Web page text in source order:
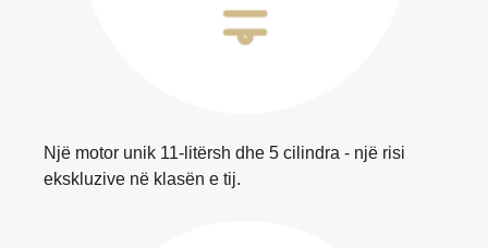
Një motor unik 11-litërsh dhe 5 cilindra - një risi
ekskluzive në klasën e tij.